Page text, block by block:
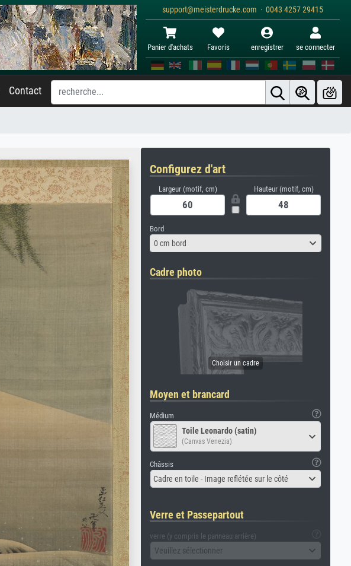
support@meisterdrucke.com · 0043 4257 29415
Panier d'achats Favoris enregistrer se connecter
Contact
Configurez d'art
Largeur (motif, cm) Hauteur (motif, cm)
Bord
0 cm bord
Cadre photo
Moyen et brancard
Médium
Toile Leonardo (satin)
(Canvas Venezia)
Châssis
Cadre en toile - Image reflétée sur le côté
Verre et Passepartout
verre (y compris le panneau arrière)
Veuillez sélectionner